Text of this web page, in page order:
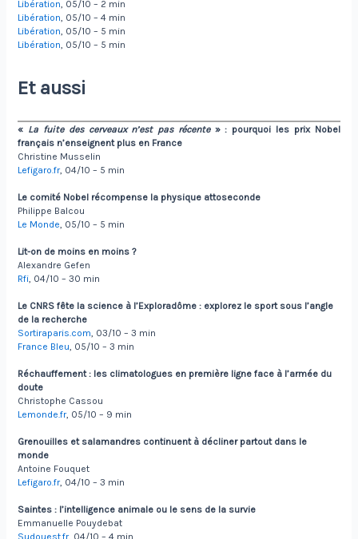
Libération, 05/10 – 2 min
Libération, 05/10 – 4 min
Libération, 05/10 – 5 min
Libération, 05/10 – 5 min
Et aussi
« La fuite des cerveaux n’est pas récente» : pourquoi les prix Nobel
français n’enseignent plus en France
Christine Musselin
Lefigaro.fr, 04/10 – 5 min
Le comité Nobel récompense la physique attoseconde
Philippe Balcou
Le Monde , 05/10 – 5 min
Lit-on de moins en moins ?
Alexandre Gefen
Rfi , 04/10 – 30 min
Le CNRS fête la science à l’Exploradôme : explorez le sport sous l’angle
de la recherche
Sortiraparis.com , 03/10 – 3 min
France Bleu , 05/10 – 3 min
Réchauffement : les climatologues en première ligne face à l’armée du
doute
Christophe Cassou
Lemonde.fr, 05/10 – 9 min
Grenouilles et salamandres continuent à décliner partout dans le
monde
Antoine Fouquet
Lefigaro.fr, 04/10 – 3 min
Saintes : l’intelligence animale ou le sens de la survie
Emmanuelle Pouydebat
Sudouest.fr, 04/10 – 4 min